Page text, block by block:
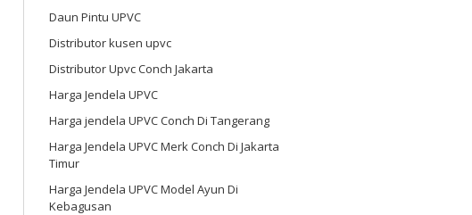
Daun Pintu UPVC
Distributor kusen upvc
Distributor Upvc Conch Jakarta
Harga Jendela UPVC
Harga jendela UPVC Conch Di Tangerang
Harga Jendela UPVC Merk Conch Di Jakarta
Timur
Harga Jendela UPVC Model Ayun Di
Kebagusan